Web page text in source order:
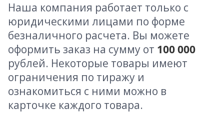
Наша компания работает только с
юридическими лицами по форме
безналичного расчета. Вы можете
оформить заказ на сумму от 100 000
рублей. Некоторые товары имеют
ограничения по тиражу и
ознакомиться с ними можно в
карточке каждого товара.